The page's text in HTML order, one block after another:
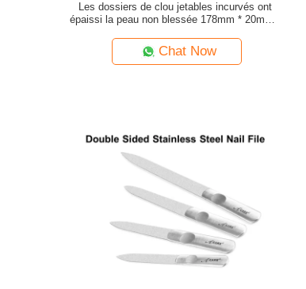
Les dossiers de clou jetables incurvés ont
épaissi la peau non blessée 178mm * 20mm *
Chat Now